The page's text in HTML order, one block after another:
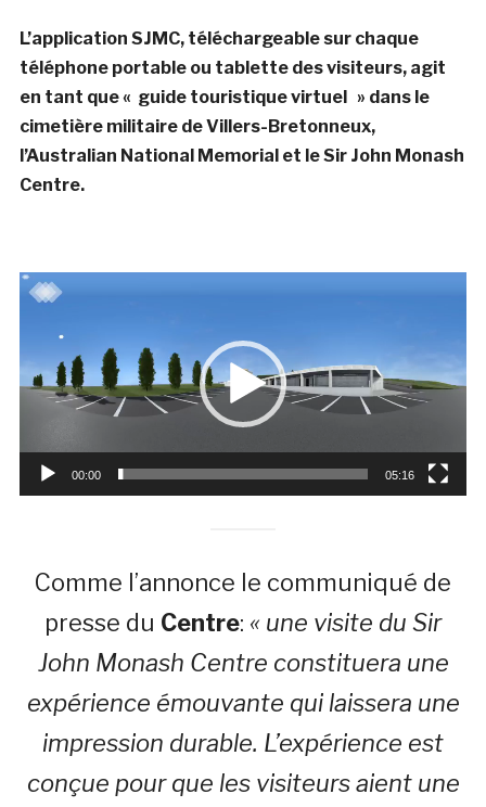
L’application SJMC, téléchargeable sur chaque
téléphone portable ou tablette des visiteurs, agit
en tant que « guide touristique virtuel » dans le
cimetière militaire de Villers-Bretonneux,
l’Australian National Memorial et le Sir John Monash
Centre.
Lecteur
00:00 05:16
Comme l’annonce le communiqué de
presse du Centre: « une visite du Sir
John Monash Centre constituera une
expérience émouvante qui laissera une
impression durable. L’expérience est
conçue pour que les visiteurs aient une